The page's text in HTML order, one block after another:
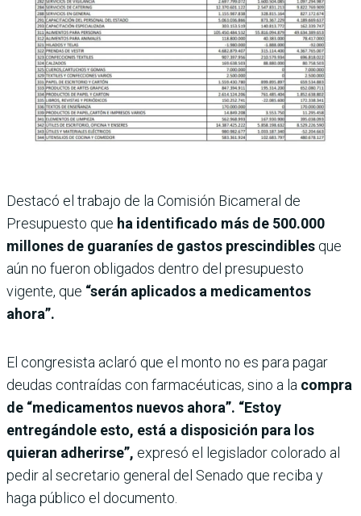
Destacó el trabajo de la Comisión Bicameral de
Presupuesto que ha identificado más de 500.000
millones de guaraníes de gastos prescindibles que
aún no fueron obligados dentro del presupuesto
vigente, que “serán aplicados a medicamentos
ahora”.
El congresista aclaró que el monto no es para pagar
deudas contraídas con farmacéuticas, sino a la compra
de “medicamentos nuevos ahora”. “Estoy
entregándole esto, está a disposición para los
quieran adherirse”, expresó el legislador colorado al
pedir al secretario general del Senado que reciba y
haga público el documento.